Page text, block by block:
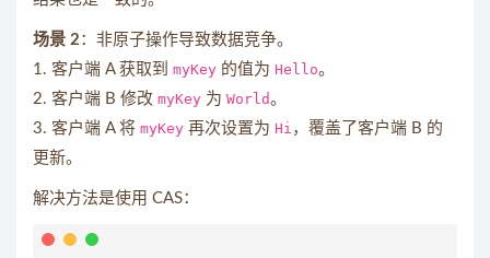
场景 2 ：非原子操作导致数据竞争。
1. 客户端 A 获取到 myKey 的值为 Hello。
2. 客户端 B 修改 myKey 为 World。
3. 客户端 A 将 myKey 再次设置为 Hi ，覆盖了客户端 B 的
更新。
解决方法是使用 CAS：